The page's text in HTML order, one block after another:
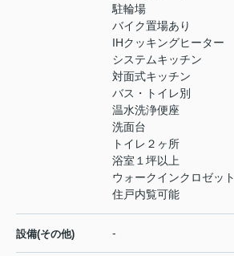
駐輪場
バイク置場あり
IHクッキングヒーター
システムキッチン
対面式キッチン
バス・トイレ別
温水洗浄便座
洗面台
トイレ２ヶ所
浴室１坪以上
ウォークインクロゼット
住戸内覧可能
設備(その他) -